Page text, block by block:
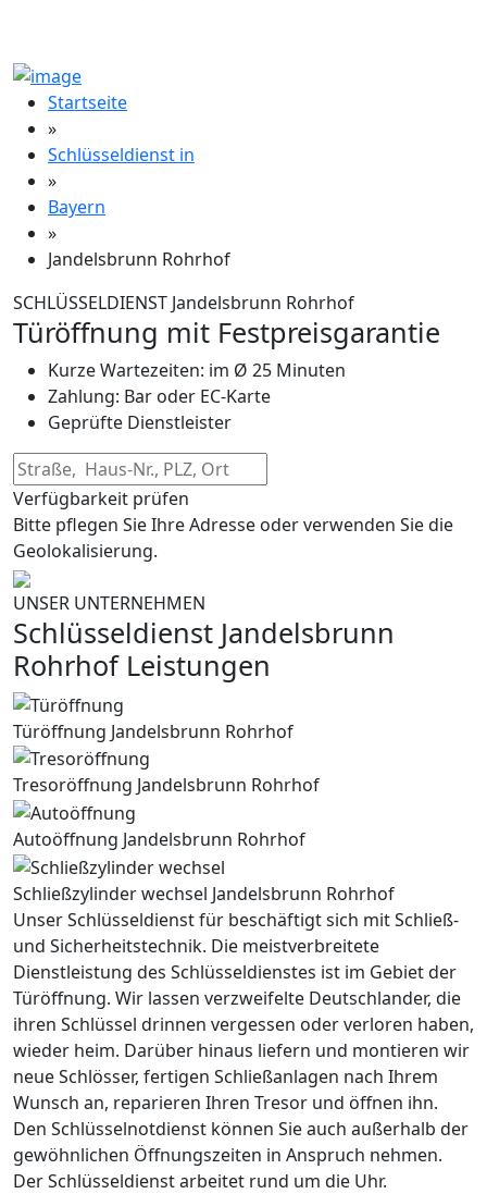
Startseite
»
Schlüsseldienst in
»
Bayern
»
Jandelsbrunn Rohrhof
SCHLÜSSELDIENST Jandelsbrunn Rohrhof
Türöffnung mit Festpreisgarantie
Kurze Wartezeiten: im Ø 25 Minuten
Zahlung: Bar oder EC-Karte
Geprüfte Dienstleister
Verfügbarkeit prüfen
Bitte pflegen Sie Ihre Adresse oder verwenden Sie die
Geolokalisierung.
UNSER UNTERNEHMEN
Schlüsseldienst Jandelsbrunn
Rohrhof Leistungen
Türöffnung Jandelsbrunn Rohrhof
Tresoröffnung Jandelsbrunn Rohrhof
Autoöffnung Jandelsbrunn Rohrhof
Schließzylinder wechsel Jandelsbrunn Rohrhof
Unser Schlüsseldienst für beschäftigt sich mit Schließ-
und Sicherheitstechnik. Die meistverbreitete
Dienstleistung des Schlüsseldienstes ist im Gebiet der
Türöffnung. Wir lassen verzweifelte Deutschlander, die
ihren Schlüssel drinnen vergessen oder verloren haben,
wieder heim. Darüber hinaus liefern und montieren wir
neue Schlösser, fertigen Schließanlagen nach Ihrem
Wunsch an, reparieren Ihren Tresor und öffnen ihn.
Den Schlüsselnotdienst können Sie auch außerhalb der
gewöhnlichen Öffnungszeiten in Anspruch nehmen.
Der Schlüsseldienst arbeitet rund um die Uhr.